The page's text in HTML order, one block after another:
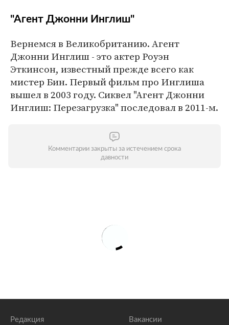
"Агент Джонни Инглиш"
Вернемся в Великобританию. Агент
Джонни Инглиш - это актер Роуэн
Эткинсон, известный прежде всего как
мистер Бин. Первый фильм про Инглиша
вышел в 2003 году. Сиквел "Агент Джонни
Инглиш: Перезагрузка" последовал в 2011-м.
Комментарии закрыты за истечением срока
давности
Редакция Вакансии